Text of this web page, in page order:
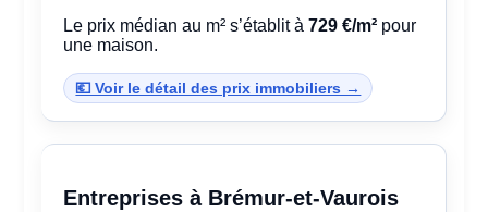
Le prix médian au m² s’établit à729 €/m² pour
une maison.
💶 Voir le détail des prix immobiliers →
Entreprises à Brémur-et-Vaurois